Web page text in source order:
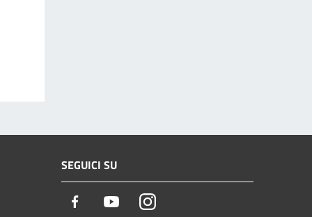
SEGUICI SU
Facebook YoutubeInstagram